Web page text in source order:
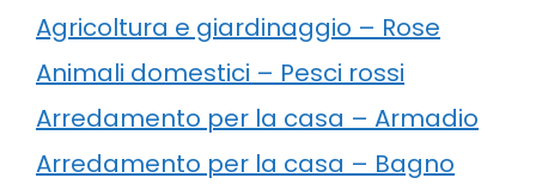
Agricoltura e giardinaggio – Rose
Animali domestici – Pesci rossi
Arredamento per la casa – Armadio
Arredamento per la casa – Bagno